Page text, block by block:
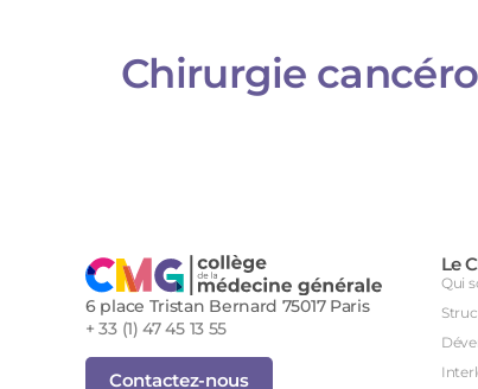
Chirurgie
6 place Tristan Bernard 75017 Paris
+ 33 (1) 47 45 13 55
Contactez-nous
Le
Qui